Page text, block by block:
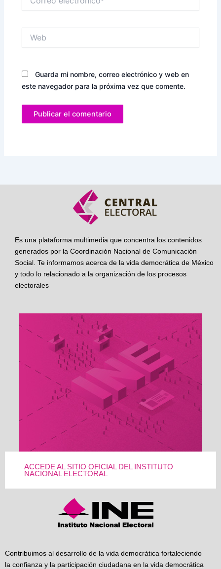
electrónico*
Guarda mi nombre, correo electrónico y web en
este navegador para la próxima vez que comente.
Es una plataforma multimedia que concentra los contenidos
generados por la Coordinación Nacional de Comunicación
Social. Te informamos acerca de la vida democrática de México
y todo lo relacionado a la organización de los procesos
electorales
ACCEDE AL SITIO OFICIAL DEL INSTITUTO
NACIONAL ELECTORAL
Contribuimos al desarrollo de la vida democrática fortaleciendo
la confianza y la participación ciudadana en la vida democrática